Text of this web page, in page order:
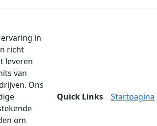
in
richt
leveren
van
Ons
om
Quick Links Startpagina